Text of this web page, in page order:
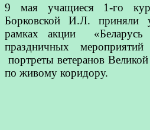
9 мая учащиеся 1-го
Борковской И.Л. приняли
рамках акции
праздничных
портреты ветеранов
по живому коридору.